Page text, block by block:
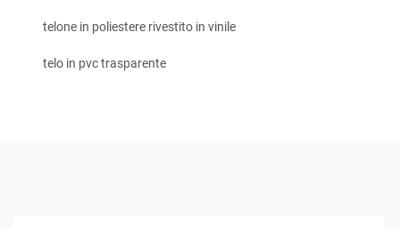
telone in poliestere rivestito in vinile
telo in pvc trasparente